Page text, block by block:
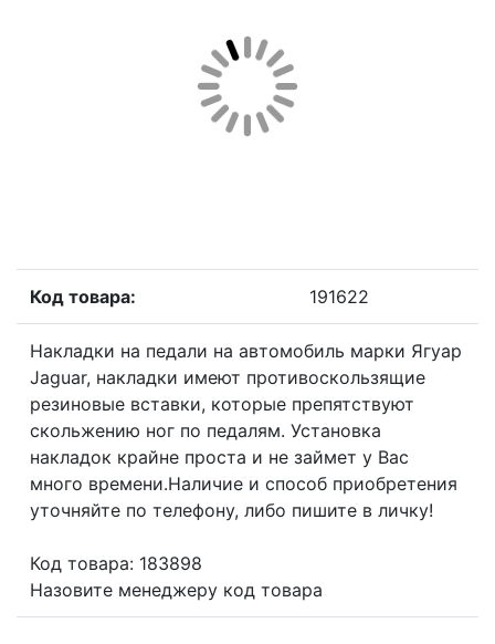
Код товара: 191622
Накладки на педали на автомобиль марки Ягуар
Jaguar, накладки имеют противоскользящие
резиновые вставки, которые препятствуют
скольжению ног по педалям. Установка
накладок крайне проста и не займет у Вас
много времени.Наличие и способ приобретения
уточняйте по телефону, либо пишите в личку!
Код товара: 183898
Назовите менеджеру код товара